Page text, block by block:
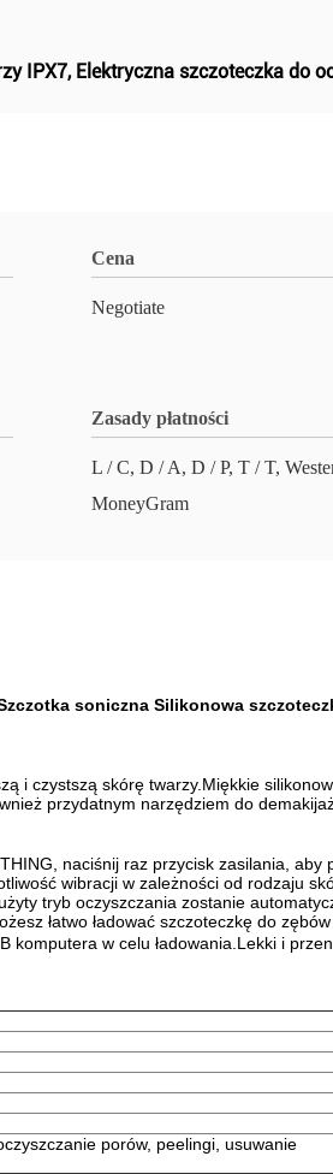
IPX7, Elektryczna szczoteczka do
Cena
Negotiate
Zasady płatności
L / C, D / A, D / P, T / T,
MoneyGram
soniczna Silikonowa
i czystszą skórę twarzy.Miękkie
przydatnym narzędziem do
naciśnij raz przycisk zasilania,
wibracji w zależności od rodzaju
tryb oczyszczania zostanie
łatwo ładować szczoteczkę do
komputera w celu ładowania.Lekki i
porów, peelingi, usuwanie